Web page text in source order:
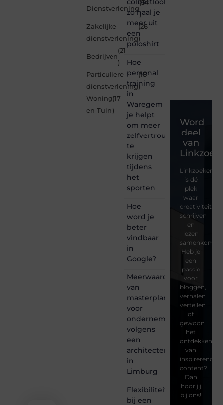
Dienstverlening
(34
)
Zakelijke
dienstverlening
(26
)
Bedrijven
(21
)
Particuliere
dienstverlening
(18
)
Woning
en Tuin
(17
)
colbertlook
zo haal je
meer uit
een
poloshirt
Hoe
personal
training
in
Waregem
je helpt
om meer
zelfvertrouwen
te
krijgen
tijdens
het
sporten
Hoe
word je
beter
vindbaar
in
Google?
Meerwaarde
van
masterplanning
voor
ondernemingen
volgens
een
architectenbureau
in
Limburg
Flexibiliteit
bij een
Word
deel
van
is dé
plek
waar
creativiteit,
schrijven
en
lezen
samenkomen.
Heb je
een
passie
voor
bloggen,
verhalen
vertellen
of
gewoon
het
ontdekken
van
inspirerende
content?
Dan
hoor jij
bij ons!